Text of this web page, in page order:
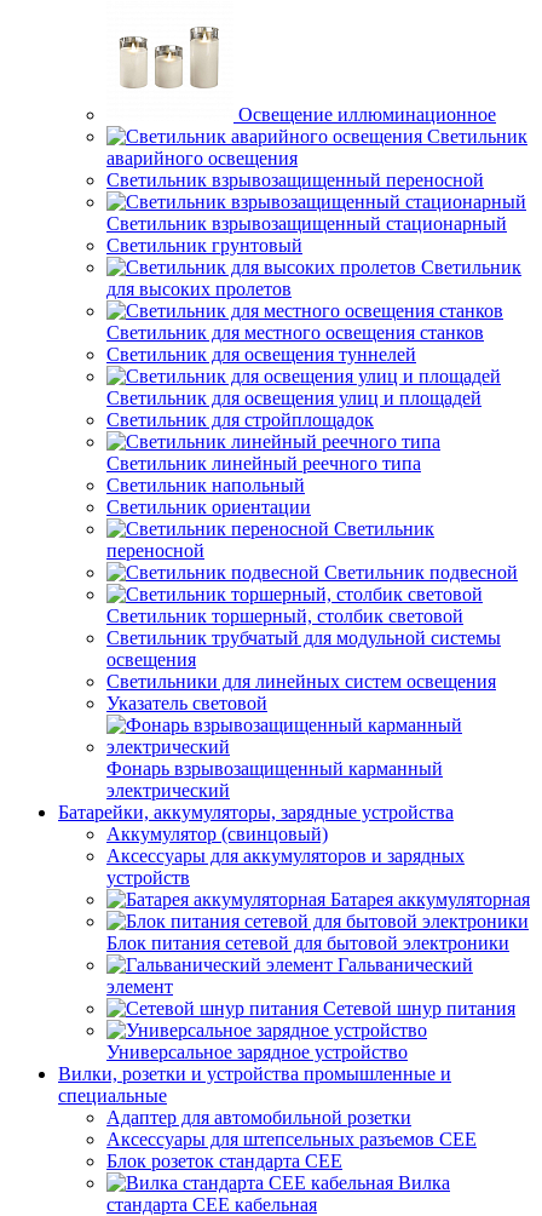
Освещение иллюминационное
Светильник
аварийного освещения
Светильник взрывозащищенный переносной
Светильник взрывозащищенный стационарный
Светильник грунтовый
Светильник
для высоких пролетов
Светильник для местного освещения станков
Светильник для освещения туннелей
Светильник для освещения улиц и площадей
Светильник для стройплощадок
Светильник линейный реечного типа
Светильник напольный
Светильник ориентации
Светильник
переносной
Светильник подвесной
Светильник торшерный, столбик световой
Светильник трубчатый для модульной системы
освещения
Светильники для линейных систем освещения
Указатель световой
Фонарь взрывозащищенный карманный
электрический
Батарейки, аккумуляторы, зарядные устройства
Аккумулятор (свинцовый)
Аксессуары для аккумуляторов и зарядных
устройств
Батарея аккумуляторная
Блок питания сетевой для бытовой электроники
Гальванический
элемент
Сетевой шнур питания
Универсальное зарядное устройство
Вилки, розетки и устройства промышленные и
специальные
Адаптер для автомобильной розетки
Аксессуары для штепсельных разъемов CEE
Блок розеток стандарта CEE
Вилка
стандарта CEE кабельная